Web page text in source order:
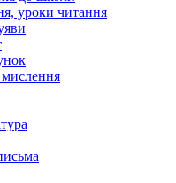
уроки читання
мислення